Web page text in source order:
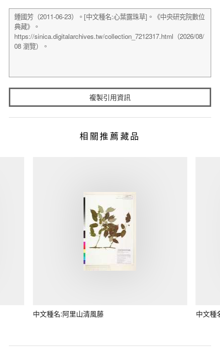
複製引用資訊
相關推薦藏品
中文種名:阿里山清風藤 中文種